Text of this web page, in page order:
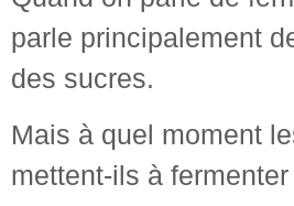
parle principalement
des sucres.
Mais à quel moment
mettent-ils à fermenter